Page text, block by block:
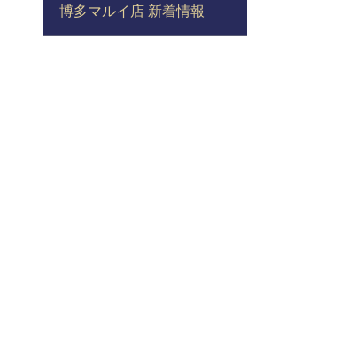
博多マルイ店 新着情報